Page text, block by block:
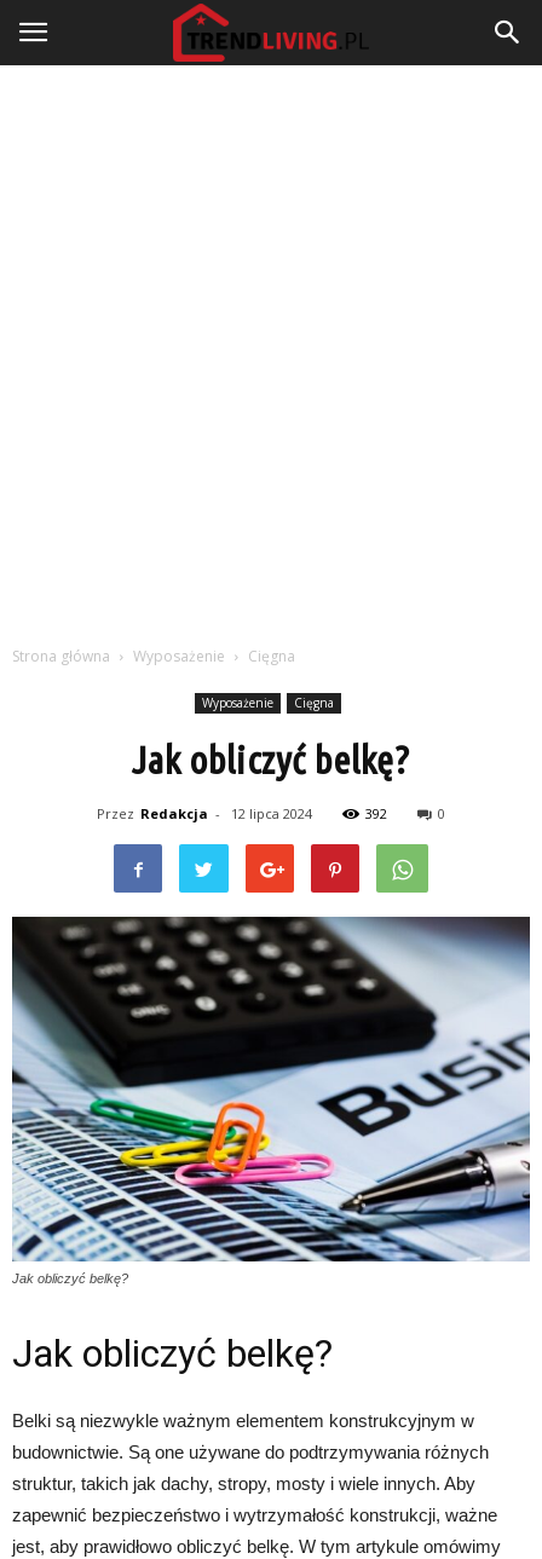
Strona główna Wyposażenie Cięgna
Wyposażenie Cięgna
Jak obliczyć belkę?
Przez Redakcja - 12 lipca 2024 392 0
Jak obliczyć belkę?
Jak obliczyć belkę?
Belki są niezwykle ważnym elementem konstrukcyjnym w
budownictwie. Są one używane do podtrzymywania różnych
struktur, takich jak dachy, stropy, mosty i wiele innych. Aby
zapewnić bezpieczeństwo i wytrzymałość konstrukcji, ważne
jest, aby prawidłowo obliczyć belkę. W tym artykule omówimy